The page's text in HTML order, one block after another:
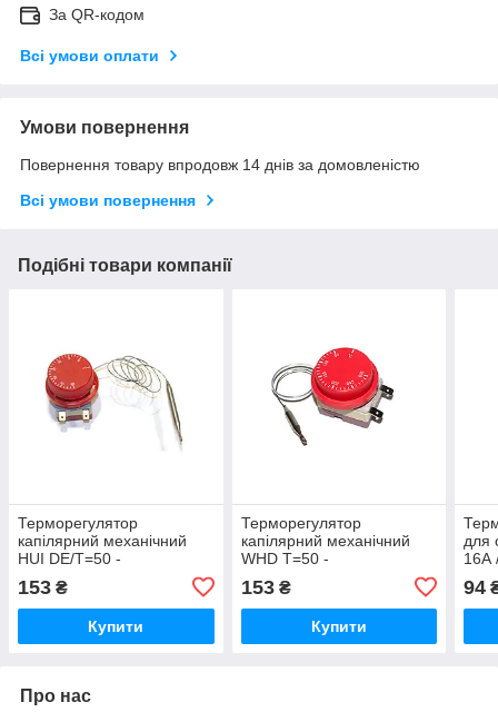
За QR-кодом
Всі умови оплати
Умови повернення
Повернення товару впродовж 14 днів за домовленістю
Всі умови повернення
Подібні товари компанії
Терморегулятор
капілярний механічний
HUI DE/T=50 -
200°C/16А/250V/L=70см
(на 2 контакти)
153 ₴
Купити
Терморегулятор
капілярний механічний
WHD T=50 -
300°C/16А/250V/L=19см
(на 2 контакти)
153₴
Купити
для
16А
94
Про нас